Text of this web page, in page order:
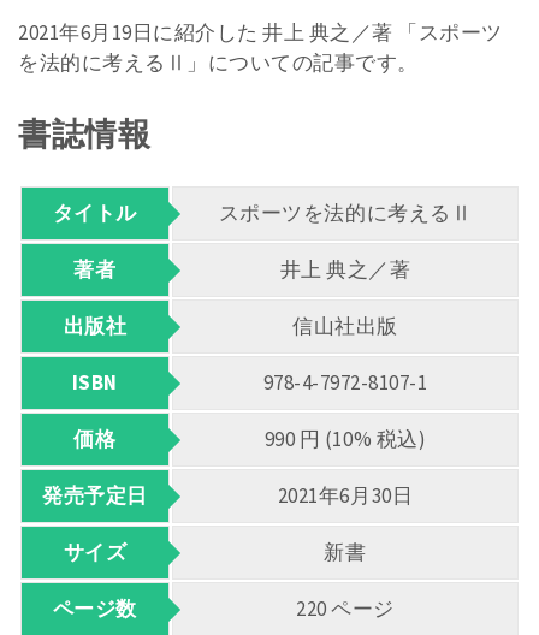
2021年6月19日に紹介した 井上 典之／著 「スポーツ
を法的に考えるⅡ」についての記事です。
書誌情報
タイトル スポーツを法的に考えるⅡ
著者 井上 典之／著
出版社 信山社出版
ISBN 978-4-7972-8107-1
価格 990 円 (10% 税込)
発売予定日 2021年6月30日
サイズ 新書
ページ数 220 ページ